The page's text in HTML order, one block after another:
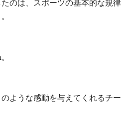
のは、スポーツの基本的な規律
ような感動を与えてくれるチー